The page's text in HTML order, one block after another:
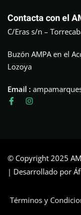
Contacta con el
C/Eras s/n –
Buzón AMPA en el
Lozoya
Email :
© Copyright 2025
| Desarrollado por
Términos y